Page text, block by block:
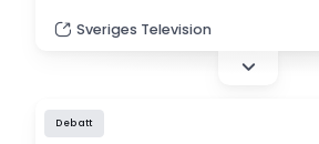
utomstående, man skämtar
man gör med klasskompisar,"
Sveriges Television
Debatt